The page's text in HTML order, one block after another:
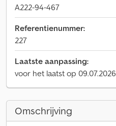
A222-94-467
Referentienummer:
227
Laatste aanpassing:
voor het laatst op 09.07.2026
Omschrijving